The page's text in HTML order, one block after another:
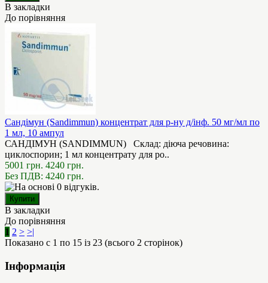
В закладки
До порівняння
Сандімун (Sandimmun) концентрат для р-ну д/інф. 50 мг/мл по
1 мл, 10 ампул
САНДІМУН (SANDIMMUN) Склад: діюча речовина:
циклоспорин; 1 мл концентрату для ро..
5001 грн. 4240 грн.
Без ПДВ: 4240 грн.
В закладки
До порівняння
1 2 > >|
Показано с 1 по 15 із 23 (всього 2 сторінок)
Інформація